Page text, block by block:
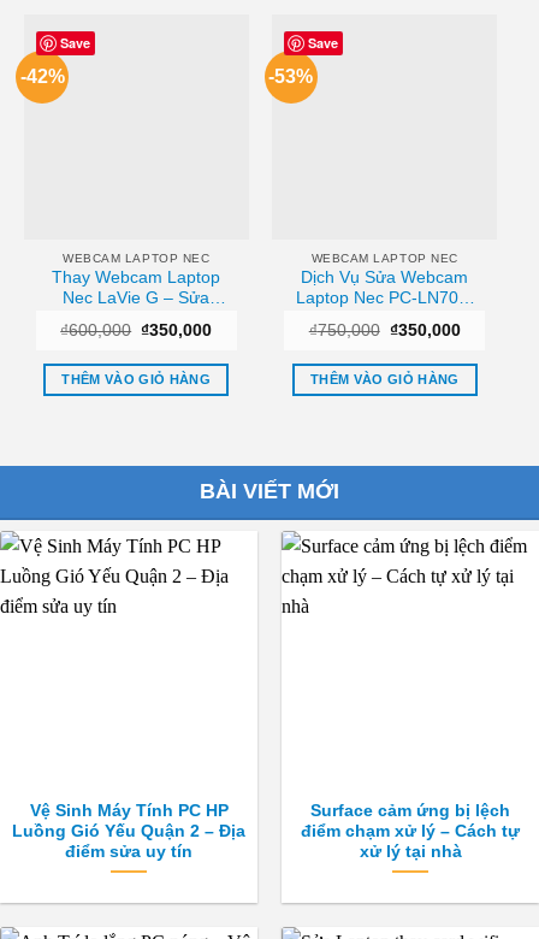
Save
-42%
WEBCAM LAPTOP NEC
Thay Webcam Laptop
Nec LaVie G – Sửa
₫600,000 Giá
là:
₫600,000.
₫350,000Giá
tại
₫350,000.
THÊM VÀO GIỎ HÀNG
Save
-53%
WEBCAM LAPTOP NEC
Dịch Vụ Sửa Webcam
Laptop Nec PC-LN700,
Giá Rẻ TPHCM
₫750,000 Giá
là:
₫750,000.
₫350,000Giá
tại
₫350,000.
THÊM VÀO GIỎ HÀNG
BÀI VIẾT MỚI
Vệ Sinh Máy Tính PC HP
Luồng Gió Yếu Quận 2 – Địa
điểm sửa uy tín
Surface cảm ứng bị lệch
điểm chạm xử lý – Cách tự
xử lý tại nhà